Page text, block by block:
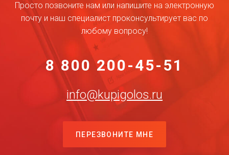
Просто позвоните нам или напишите на электронную
почту и наш специалист проконсультирует вас по
любому вопросу!
8 800 200-45-51
info@kupigolos.ru
ПЕРЕЗВОНИТЕ МНЕ